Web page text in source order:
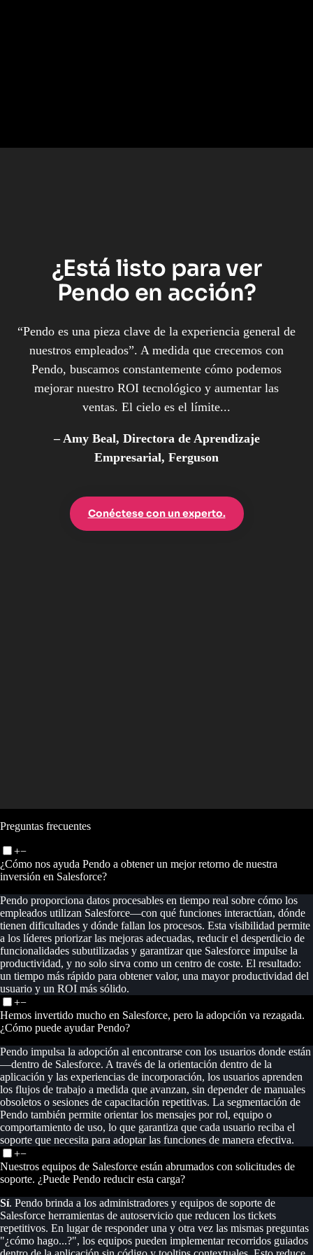
¿Está listo para ver
Pendo en acción?
“Pendo es una pieza clave de la experiencia general de
nuestros empleados”. A medida que crecemos con
Pendo, buscamos constantemente cómo podemos
mejorar nuestro ROI tecnológico y aumentar las
ventas. El cielo es el límite...
– Amy Beal, Directora de Aprendizaje
Empresarial, Ferguson
Conéctese con un experto.
Preguntas frecuentes
+−
¿Cómo nos ayuda Pendo a obtener un mejor retorno de nuestra
inversión en Salesforce?
Pendo proporciona datos procesables en tiempo real sobre cómo los
empleados utilizan Salesforce—con qué funciones interactúan, dónde
tienen dificultades y dónde fallan los procesos. Esta visibilidad permite
a los líderes priorizar las mejoras adecuadas, reducir el desperdicio de
funcionalidades subutilizadas y garantizar que Salesforce impulse la
productividad, y no solo sirva como un centro de coste. El resultado:
un tiempo más rápido para obtener valor, una mayor productividad del
usuario y un ROI más sólido.
+−
Hemos invertido mucho en Salesforce, pero la adopción va rezagada.
¿Cómo puede ayudar Pendo?
Pendo impulsa la adopción al encontrarse con los usuarios donde están
—dentro de Salesforce. A través de la orientación dentro de la
aplicación y las experiencias de incorporación, los usuarios aprenden
los flujos de trabajo a medida que avanzan, sin depender de manuales
obsoletos o sesiones de capacitación repetitivas. La segmentación de
Pendo también permite orientar los mensajes por rol, equipo o
comportamiento de uso, lo que garantiza que cada usuario reciba el
soporte que necesita para adoptar las funciones de manera efectiva.
+−
Nuestros equipos de Salesforce están abrumados con solicitudes de
soporte. ¿Puede Pendo reducir esta carga?
Sí. Pendo brinda a los administradores y equipos de soporte de
Salesforce herramientas de autoservicio que reducen los tickets
repetitivos. En lugar de responder una y otra vez las mismas preguntas
"¿cómo hago...?", los equipos pueden implementar recorridos guiados